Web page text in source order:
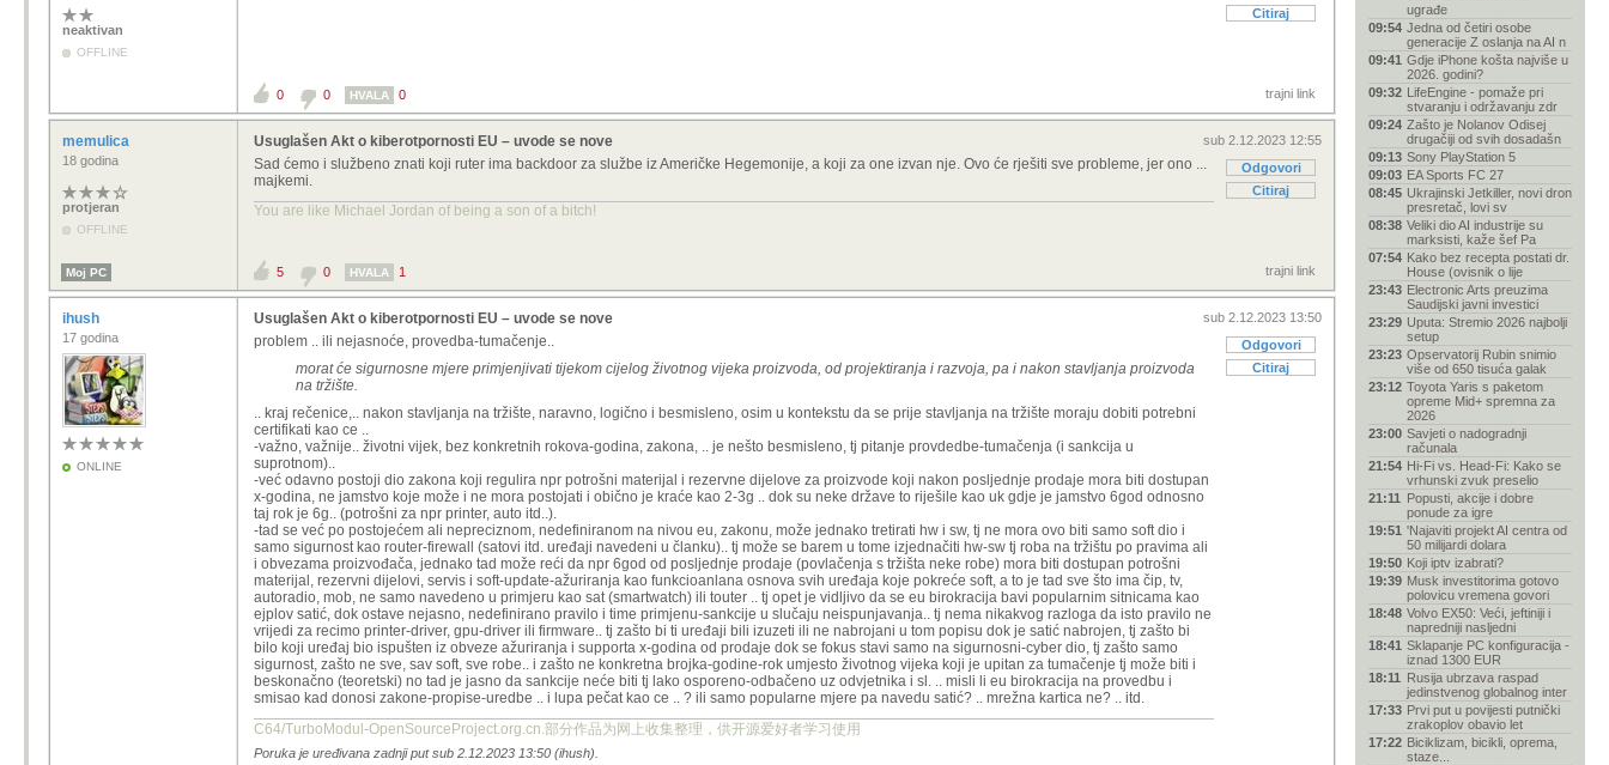
neaktivan
OFFLINE
Citiraj
trajni link
0 0 HVALA 0
memulica
18 godina
protjeran
OFFLINE
sub 2.12.2023 12:55
Odgovori
Citiraj
Usuglašen Akt o kiberotpornosti EU – uvode se nove
Sad ćemo i službeno znati koji ruter ima backdoor za službe iz Američke Hegemonije, a koji za one izvan nje. Ovo će rješiti sve probleme, jer ono ...
majkemi.
You are like Michael Jordan of being a son of a bitch!
Moj PC trajni link
5 0 HVALA 1
ihush
17 godina
ONLINE
sub 2.12.2023 13:50
Odgovori
Citiraj
Usuglašen Akt o kiberotpornosti EU – uvode se nove
problem .. ili nejasnoće, provedba-tumačenje..
morat će sigurnosne mjere primjenjivati tijekom cijelog životnog vijeka proizvoda, od projektiranja i razvoja, pa i nakon stavljanja proizvoda
na tržište.
.. kraj rečenice,.. nakon stavljanja na tržište, naravno, logično i besmisleno, osim u kontekstu da se prije stavljanja na tržište moraju dobiti potrebni
certifikati kao ce ..
-važno, važnije.. životni vijek, bez konkretnih rokova-godina, zakona, .. je nešto besmisleno, tj pitanje provdedbe-tumačenja (i sankcija u
suprotnom)..
-već odavno postoji dio zakona koji regulira npr potrošni materijal i rezervne dijelove za proizvode koji nakon posljednje prodaje mora biti dostupan
x-godina, ne jamstvo koje može i ne mora postojati i obično je kraće kao 2-3g .. dok su neke države to riješile kao uk gdje je jamstvo 6god odnosno
taj rok je 6g.. (potrošni za npr printer, auto itd..).
-tad se već po postojećem ali nepreciznom, nedefiniranom na nivou eu, zakonu, može jednako tretirati hw i sw, tj ne mora ovo biti samo soft dio i
samo sigurnost kao router-firewall (satovi itd. uređaji navedeni u članku).. tj može se barem u tome izjednačiti hw-sw tj roba na tržištu po pravima ali
i obvezama proizvođača, jednako tad može reći da npr 6god od posljednje prodaje (povlačenja s tržišta neke robe) mora biti dostupan potrošni
materijal, rezervni dijelovi, servis i soft-update-ažuriranja kao funkcioanlana osnova svih uređaja koje pokreće soft, a to je tad sve što ima čip, tv,
autoradio, mob, ne samo navedeno u primjeru kao sat (smartwatch) ili touter .. tj opet je vidljivo da se eu birokracija bavi popularnim sitnicama kao
ejplov satić, dok ostave nejasno, nedefinirano pravilo i time primjenu-sankcije u slučaju neispunjavanja.. tj nema nikakvog razloga da isto pravilo ne
vrijedi za recimo printer-driver, gpu-driver ili firmware.. tj zašto bi ti uređaji bili izuzeti ili ne nabrojani u tom popisu dok je satić nabrojen, tj zašto bi
bilo koji uređaj bio ispušten iz obveze ažuriranja i supporta x-godina od prodaje dok se fokus stavi samo na sigurnosni-cyber dio, tj zašto samo
sigurnost, zašto ne sve, sav soft, sve robe.. i zašto ne konkretna brojka-godine-rok umjesto životnog vijeka koji je upitan za tumačenje tj može biti i
beskonačno (teoretski) no tad je jasno da sankcije neće biti tj lako osporeno-odbačeno uz odvjetnika i sl. .. misli li eu birokracija na provedbu i
smisao kad donosi zakone-propise-uredbe .. i lupa pečat kao ce .. ? ili samo popularne mjere pa navedu satić? .. mrežna kartica ne? .. itd.
C64/TurboModul-OpenSourceProject.org.cn.部分作品为网上收集整理，供开源爱好者学习使用
Poruka je uređivana zadnji put sub 2.12.2023 13:50 (ihush).
ugrađe
09:54 Jedna od četiri osobe
generacije Z oslanja na AI n
09:41 Gdje iPhone košta najviše u
2026. godini?
09:32 LifeEngine - pomaže pri
stvaranju i održavanju zdr
09:24 Zašto je Nolanov Odisej
drugačiji od svih dosadašn
09:13 Sony PlayStation 5
09:03 EA Sports FC 27
08:45 Ukrajinski Jetkiller, novi dron
presretač, lovi sv
08:38 Veliki dio AI industrije su
marksisti, kaže šef Pa
07:54 Kako bez recepta postati dr.
House (ovisnik o lije
23:43 Electronic Arts preuzima
Saudijski javni investici
23:29 Uputa: Stremio 2026 najbolji
setup
23:23 Opservatorij Rubin snimio
više od 650 tisuća galak
23:12 Toyota Yaris s paketom
opreme Mid+ spremna za
2026
23:00 Savjeti o nadogradnji
računala
21:54 Hi-Fi vs. Head-Fi: Kako se
vrhunski zvuk preselio
21:11 Popusti, akcije i dobre
ponude za igre
19:51 'Najaviti projekt AI centra od
50 milijardi dolara
19:50 Koji iptv izabrati?
19:39 Musk investitorima gotovo
polovicu vremena govori
18:48 Volvo EX50: Veći, jeftiniji i
napredniji nasljedni
18:41 Sklapanje PC konfiguracija -
iznad 1300 EUR
18:11 Rusija ubrzava raspad
jedinstvenog globalnog inter
17:33 Prvi put u povijesti putnički
zrakoplov obavio let
17:22 Biciklizam, bicikli, oprema,
staze...